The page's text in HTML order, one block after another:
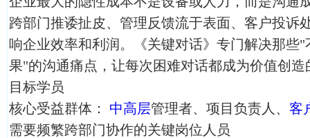
跨部门推诿扯皮、管理反馈流于表面、客户投
响企业效率和利润。《关键对话》专门解决那些
果"的沟通痛点，让每次困难对话都成为价值创造
目标学员
核心受益群体： 中高层管理者、项目负责人、 客
需要频繁跨部门协作的关键岗位人员